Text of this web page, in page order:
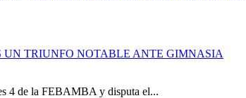
UN TRIUNFO NOTABLE ANTE GIMNASIA
4 de la FEBAMBA y disputa el...